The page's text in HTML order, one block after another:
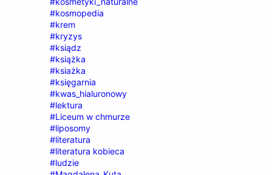
#kosmopedia
#krem
#kryzys
#ksiądz
#książka
#ksiażka
#księgarnia
#kwas_hialuronowy
#lektura
#Liceum w chmurze
#liposomy
#literatura
#literatura kobieca
#ludzie